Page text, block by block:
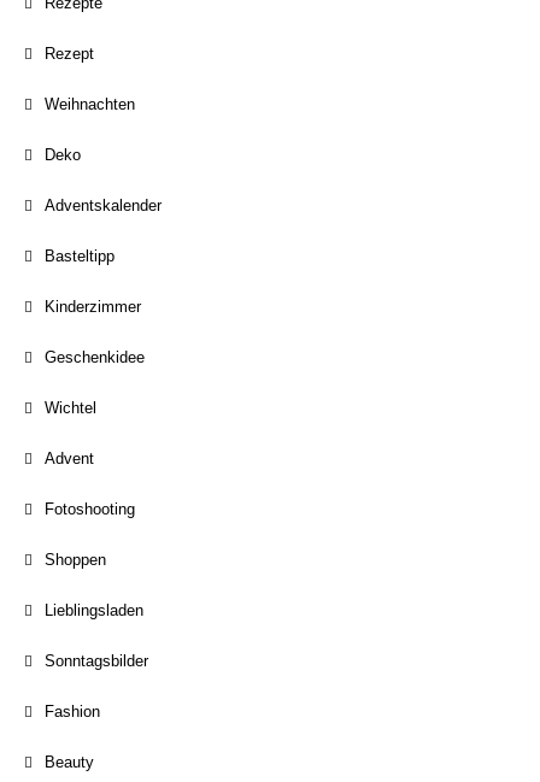
Rezept
Weihnachten
Deko
Adventskalender
Basteltipp
Kinderzimmer
Geschenkidee
Wichtel
Advent
Fotoshooting
Shoppen
Lieblingsladen
Sonntagsbilder
Fashion
Beauty